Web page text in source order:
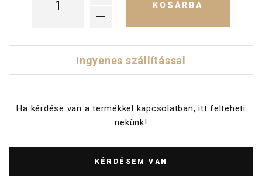
KOSÁRBA
Ingyenes szállítással
Ha kérdése van a termékkel kapcsolatban, itt felteheti
nekünk!
KÉRDÉSEM VAN